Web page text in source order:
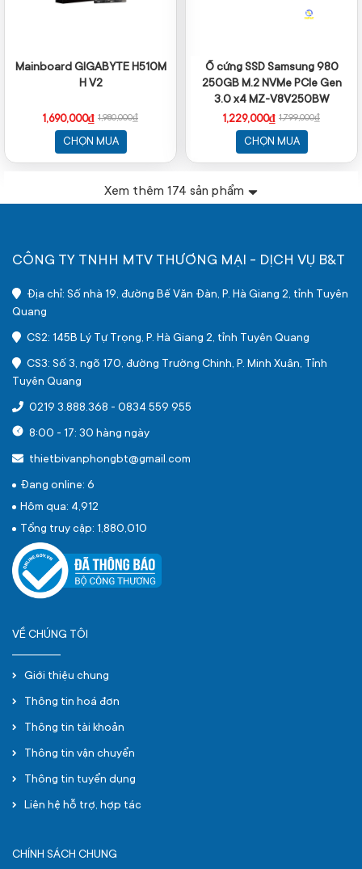
Mainboard GIGABYTE H510M
H V2
1,690,000₫ 1,980,000₫
CHỌN MUA
Ổ cứng SSD Samsung 980
250GB M.2 NVMe PCIe Gen
3.0 x4 MZ-V8V250BW
1,229,000₫ 1,799,000₫
CHỌN MUA
Xem thêm174 sản phẩm
CÔNG TY TNHH MTV THƯƠNG MẠI - DỊCH VỤ B&T
Địa chỉ: Số nhà 19, đường Bế Văn Đàn, P. Hà Giang 2, tỉnh Tuyên
Quang
CS2: 145B Lý Tự Trọng, P. Hà Giang 2, tỉnh Tuyên Quang
CS3: Số 3, ngõ 170, đường Trường Chinh, P. Minh Xuân, Tỉnh
Tuyên Quang
0219 3.888.368 - 0834 559 955
8:00 - 17: 30 hàng ngày
thietbivanphongbt@gmail.com
Đang online: 6
Hôm qua: 4,912
Tổng truy cập: 1,880,010
VỀ CHÚNG TÔI
Giới thiệu chung
Thông tin hoá đơn
Thông tin tài khoản
Thông tin vận chuyển
Thông tin tuyển dụng
Liên hệ hỗ trợ, hợp tác
CHÍNH SÁCH CHUNG